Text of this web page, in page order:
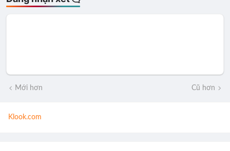
Mới hơn Cũ hơn
Klook.com